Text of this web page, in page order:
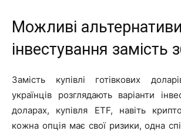
Можливі
інвестування замість
Замість купівлі готівкових
українців розглядають варіанти
доларах, купівля ETF, навіть
кожна опція має свої ризики, одна